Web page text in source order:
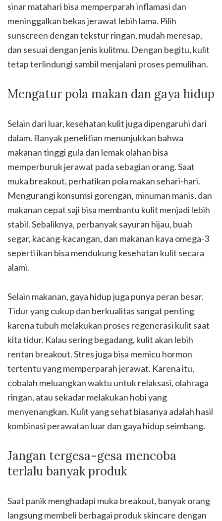
sinar matahari bisa memperparah inflamasi dan
meninggalkan bekas jerawat lebih lama. Pilih
sunscreen dengan tekstur ringan, mudah meresap,
dan sesuai dengan jenis kulitmu. Dengan begitu, kulit
tetap terlindungi sambil menjalani proses pemulihan.
Mengatur pola makan dan gaya hidup
Selain dari luar, kesehatan kulit juga dipengaruhi dari
dalam. Banyak penelitian menunjukkan bahwa
makanan tinggi gula dan lemak olahan bisa
memperburuk jerawat pada sebagian orang. Saat
muka breakout, perhatikan pola makan sehari-hari.
Mengurangi konsumsi gorengan, minuman manis, dan
makanan cepat saji bisa membantu kulit menjadi lebih
stabil. Sebaliknya, perbanyak sayuran hijau, buah
segar, kacang-kacangan, dan makanan kaya omega-3
seperti ikan bisa mendukung kesehatan kulit secara
alami.
Selain makanan, gaya hidup juga punya peran besar.
Tidur yang cukup dan berkualitas sangat penting
karena tubuh melakukan proses regenerasi kulit saat
kita tidur. Kalau sering begadang, kulit akan lebih
rentan breakout. Stres juga bisa memicu hormon
tertentu yang memperparah jerawat. Karena itu,
cobalah meluangkan waktu untuk relaksasi, olahraga
ringan, atau sekadar melakukan hobi yang
menyenangkan. Kulit yang sehat biasanya adalah hasil
kombinasi perawatan luar dan gaya hidup seimbang.
Jangan tergesa-gesa mencoba
terlalu banyak produk
Saat panik menghadapi muka breakout, banyak orang
langsung membeli berbagai produk skincare dengan